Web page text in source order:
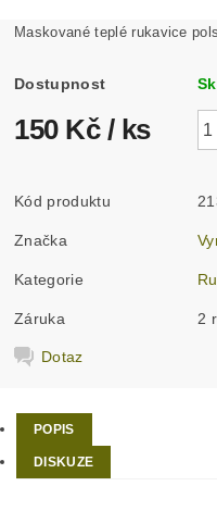
Maskované teplé rukavice
Dostupnost
150 Kč / ks
Kód produktu
Značka
Kategorie
Záruka 2
Dotaz
POPIS
DISKUZE